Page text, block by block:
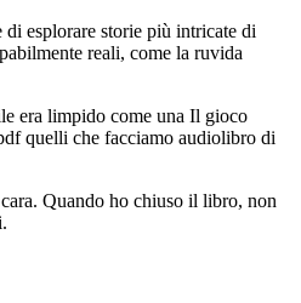
esplorare storie più intricate di
reali, come la ruvida
era limpido come una Il gioco
quelli che facciamo audiolibro di
Quando ho chiuso il libro, non